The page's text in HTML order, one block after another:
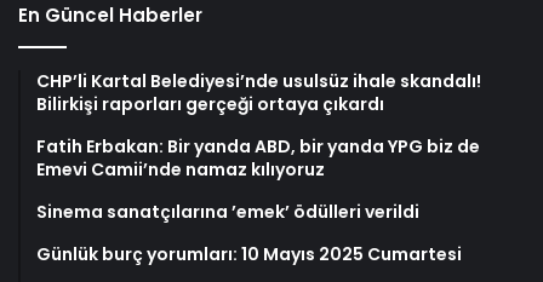
En Güncel Haberler
CHP’li Kartal Belediyesi’nde usulsüz ihale skandalı!
Bilirkişi raporları gerçeği ortaya çıkardı
Fatih Erbakan: Bir yanda ABD, bir yanda YPG biz de
Emevi Camii’nde namaz kılıyoruz
Sinema sanatçılarına ’emek’ ödülleri verildi
Günlük burç yorumları: 10 Mayıs 2025 Cumartesi